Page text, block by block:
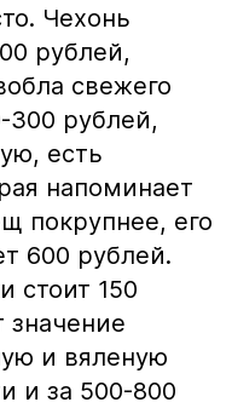
Чехонь
рублей,
свежего
300 рублей,
есть
напоминает
покрупнее, его
600 рублей.
стоит 150
значение
и вяленую
и за 500-800